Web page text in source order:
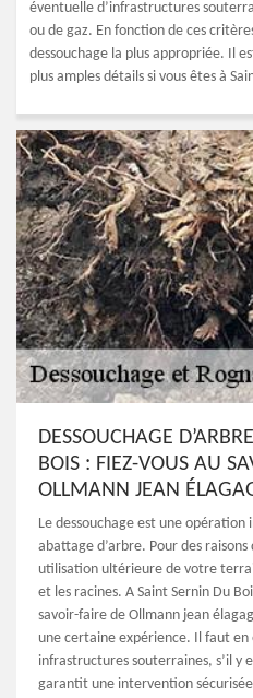
éventuelle d’infrastructures
ou de gaz. En fonction de ces
dessouchage la plus appropriée. Il
plus amples détails si vous êtes à
DESSOUCHAGE
BOIS : FIEZ-VOUS AU
OLLMANN JEAN
Le dessouchage est une
abattage d’arbre. Pour des
utilisation ultérieure de votre
et les racines. A Saint Sernin Du
savoir-faire de Ollmann jean
une certaine expérience. Il faut
infrastructures souterraines, s’il y
garantit une intervention